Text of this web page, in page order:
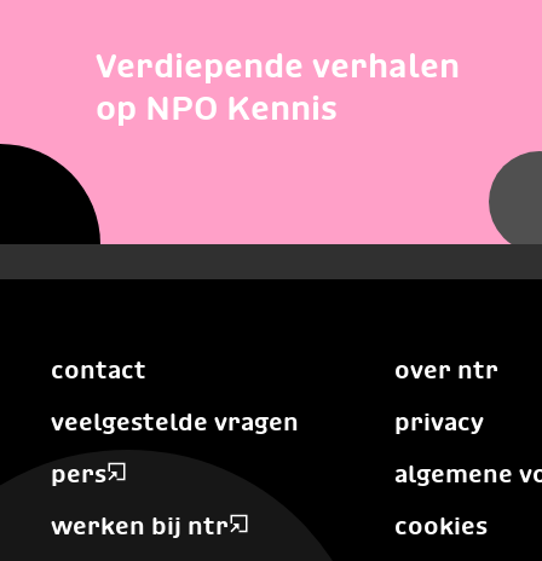
Verdiepende verhalen
op NPO Kennis
contact
veelgestelde vragen
pers
werken bij ntr
over ntr
privacy
algemene
cookies